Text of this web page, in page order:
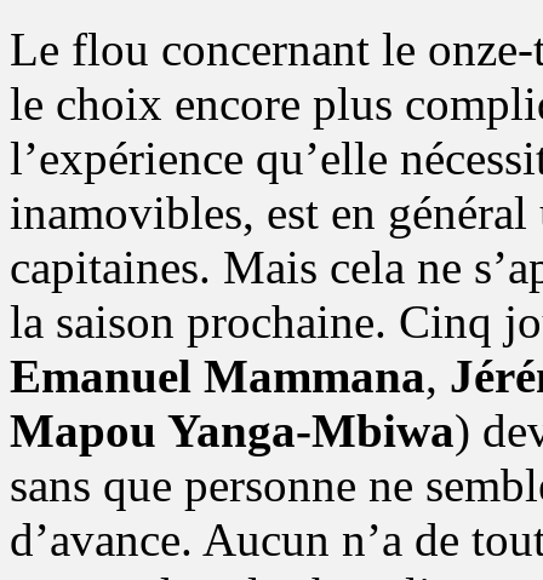
Le flou concernant le
le choix encore plus
l’expérience qu’elle
inamovibles, est en
capitaines. Mais cela ne
la saison prochaine. Cinq
Emanuel Mammana,
Mapou Yanga-Mbiwa)
sans que personne ne
d’avance. Aucun n’a de